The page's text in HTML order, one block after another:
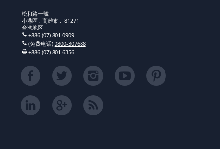
松和路一號
小港區 , 高雄市 , 81271
台湾地区
+886 (07) 801 0909
(免费电话) 0800-307688
+886 (07) 801 6356